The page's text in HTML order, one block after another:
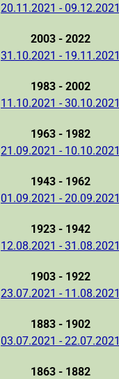
20.11.2021 - 09.12.2021
2003 - 2022
31.10.2021 - 19.11.2021
1983 - 2002
11.10.2021 - 30.10.2021
1963 - 1982
21.09.2021 - 10.10.2021
1943 - 1962
01.09.2021 - 20.09.2021
1923 - 1942
12.08.2021 - 31.08.2021
1903 - 1922
23.07.2021 - 11.08.2021
1883 - 1902
03.07.2021 - 22.07.2021
1863 - 1882